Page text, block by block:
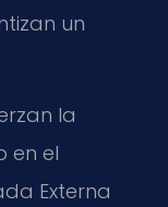
un
la
en el
Externa